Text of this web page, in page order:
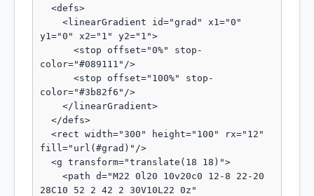
y1="0" x2="1" y2="1">
color="#089111"/>
color="#3b82f6"/>
fill="url(#grad)"/>
28C10 52 2 42 2 30V10L22 0z"